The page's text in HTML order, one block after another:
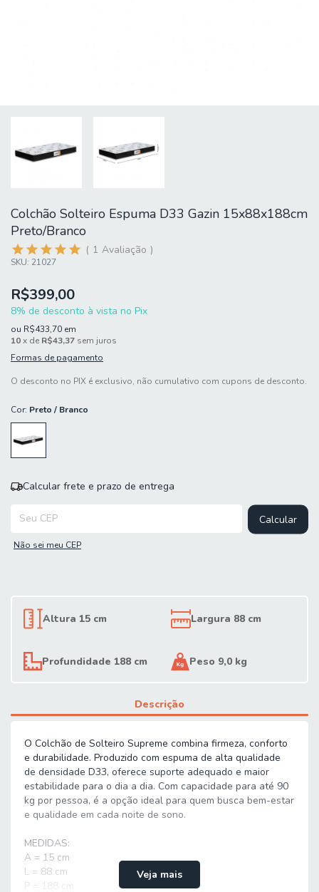
Colchão Solteiro Espuma D33 Gazin 15x88x188cm
Preto/Branco
1 Avaliação
SKU: 21027
R$399,00
8% de desconto à vista no Pix
ou R$433,70 em
10x de R$43,37 sem juros
Formas de pagamento
O desconto no PIX é exclusivo, não cumulativo com cupons de desconto.
Cor: Preto / Branco
Calcular frete e prazo de entrega
Calcular
Não sei meu CEP
Altura 15 cm Largura 88 cm
Profundidade 188 cm Peso 9,0 kg
Descrição
O Colchão de Solteiro Supreme combina firmeza, conforto
e durabilidade. Produzido com espuma de alta qualidade
de densidade D33, oferece suporte adequado e maior
estabilidade para o dia a dia. Com capacidade para até 90
kg por pessoa, é a opção ideal para quem busca bem-estar
e qualidade em cada noite de sono.
MEDIDAS:
A = 15 cm
L = 88 cm
P = 188 cm
Veja mais